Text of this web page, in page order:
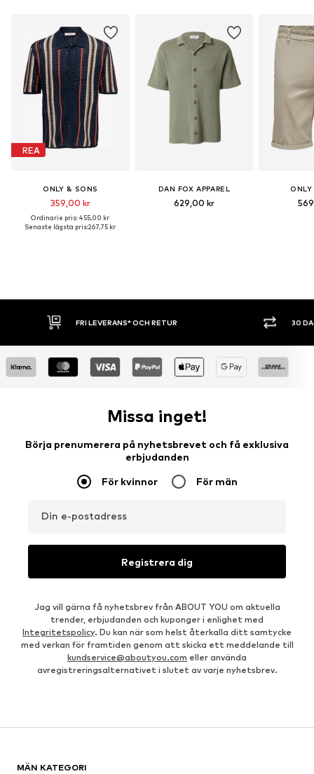
REA
ONLY & SONS
359,00 kr
Ordinarie pris: 455,00 kr
Senaste lägsta pris:267,75 kr
DAN FOX APPAREL
629,00 kr
FRI LEVERANS* OCH RETUR 30 DAGARS
Missa inget!
Börja prenumerera på nyhetsbrevet och få exklusiva
erbjudanden
För kvinnor För män
Din e-postadress
Registrera dig
Jag vill gärna få nyhetsbrev från ABOUT YOU om aktuella
trender, erbjudanden och kuponger i enlighet med
Integritetspolicy. Du kan när som helst återkalla ditt samtycke
med verkan för framtiden genom att skicka ett meddelande till
kundservice@aboutyou.com eller använda
avregistreringsalternativet i slutet av varje nyhetsbrev.
MÄN KATEGORI